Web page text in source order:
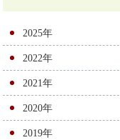
ー
シ
ョ
ン
2025年
2022年
2021年
2020年
2019年